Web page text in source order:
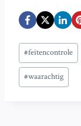
Bericht
tags:
#feitencontrole
#waarachtig